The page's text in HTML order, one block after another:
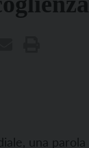
una parola